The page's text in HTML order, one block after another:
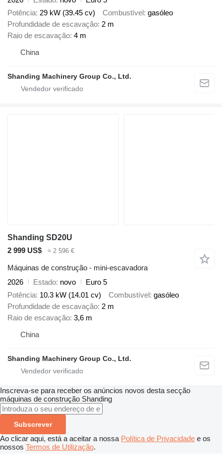
Potência 29 kW (39.45 cv) Combustível gasóleo
Profundidade de escavação 2 m
Raio de escavação 4 m
China
Shanding Machinery Group Co., Ltd.
Shanding SD20U
2 999 US$
≈ 2 596 €
Máquinas de construção - mini-escavadora
2026
Estado novo
Euro 5
Potência 10.3 kW (14.01 cv) Combustível gasóleo
Profundidade de escavação 2 m
Raio de escavação 3,6 m
China
Shanding Machinery Group Co., Ltd.
Inscreva-se para receber os anúncios novos desta secção
máquinas de construção Shanding
Subscrever
Ao clicar aqui, está a aceitar a nossa Política de Privacidade e os
nossos Termos de Utilização.